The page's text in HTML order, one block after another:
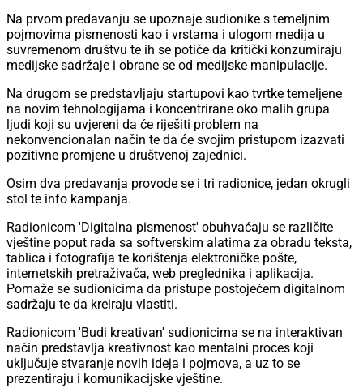
Na prvom predavanju se upoznaje sudionike s temeljnim
pojmovima pismenosti kao i vrstama i ulogom medija u
suvremenom društvu te ih se potiče da kritički konzumiraju
medijske sadržaje i obrane se od medijske manipulacije.
Na drugom se predstavljaju startupovi kao tvrtke temeljene
na novim tehnologijama i koncentrirane oko malih grupa
ljudi koji su uvjereni da će riješiti problem na
nekonvencionalan način te da će svojim pristupom izazvati
pozitivne promjene u društvenoj zajednici.
Osim dva predavanja provode se i tri radionice, jedan okrugli
stol te info kampanja.
Radionicom 'Digitalna pismenost' obuhvaćaju se različite
vještine poput rada sa softverskim alatima za obradu teksta,
tablica i fotografija te korištenja elektroničke pošte,
internetskih pretraživača, web preglednika i aplikacija.
Pomaže se sudionicima da pristupe postojećem digitalnom
sadržaju te da kreiraju vlastiti.
Radionicom 'Budi kreativan' sudionicima se na interaktivan
način predstavlja kreativnost kao mentalni proces koji
uključuje stvaranje novih ideja i pojmova, a uz to se
prezentiraju i komunikacijske vještine.